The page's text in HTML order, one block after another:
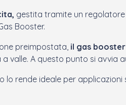
gestita tramite un
Booster.
preimpostata, il gas
valle. A questo punto si
lo rende ideale per